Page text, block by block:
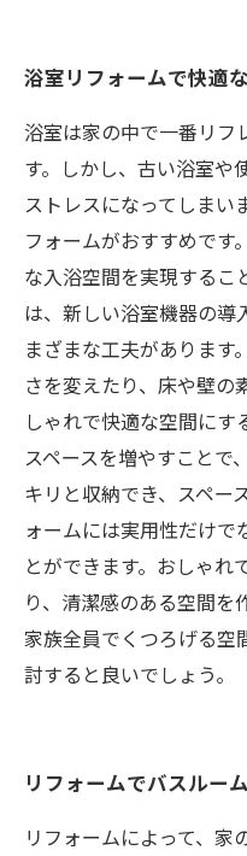
浴室リフォームで快適
浴室は家の中で一番リフ
す。しかし、古い浴室や
ストレスになってしまい
フォームがおすすめです
な入浴空間を実現するこ
は、新しい浴室機器の導
まざまな工夫があります
さを変えたり、床や壁の
しゃれで快適な空間にす
スペースを増やすことで
キリと収納でき、スペー
ォームには実用性だけで
とができます。おしゃれ
り、清潔感のある空間を
家族全員でくつろげる空
討すると良いでしょう。
リフォームでバスルー
リフォームによって、家